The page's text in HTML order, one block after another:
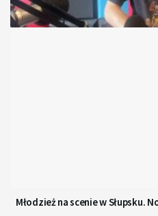
Młodzież na scenie w Słupsku.